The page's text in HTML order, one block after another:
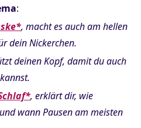
:
, macht es auch am hellen
dein Nickerchen.
deinen Kopf, damit du auch
, erklärt dir, wie
wann Pausen am meisten